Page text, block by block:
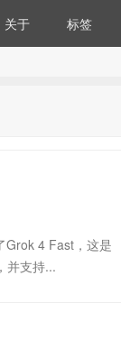
关于 标签
Grok 4 Fast，这是
并支持...